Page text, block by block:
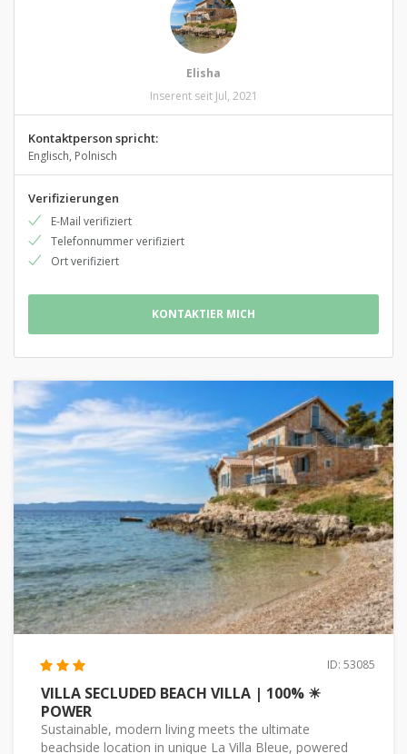
Elisha
Inserent seit Jul, 2021
Kontaktperson spricht:
Englisch, Polnisch
Verifizierungen
E-Mail verifiziert
Telefonnummer verifiziert
Ort verifiziert
KONTAKTIER MICH
ID: 53085
VILLA SECLUDED BEACH VILLA | 100% ☀
POWER
Sustainable, modern living meets the ultimate
beachside location in unique La Villa Bleue, powered